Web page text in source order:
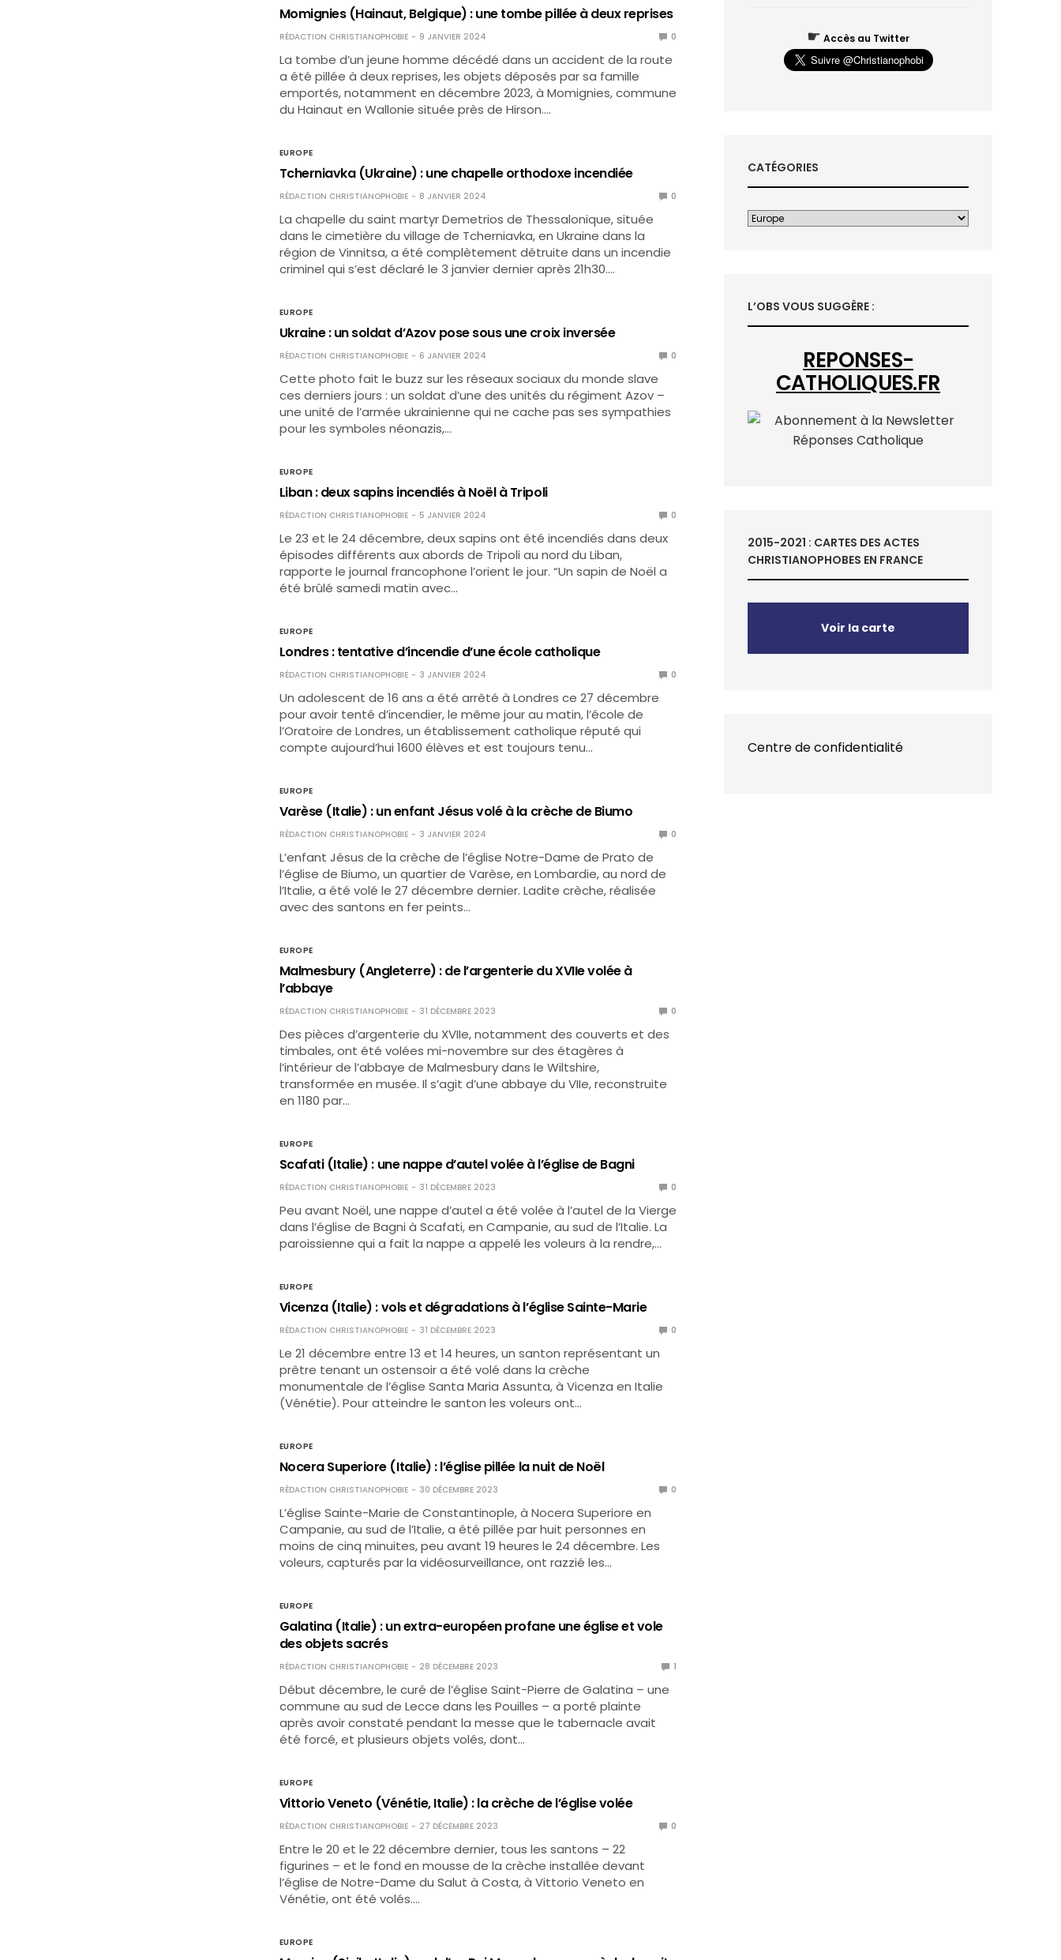
Momignies (Hainaut, Belgique) : une tombe pillée à deux reprises
RÉDACTION CHRISTIANOPHOBIE 9 JANVIER 2024 0
La tombe d’un jeune homme décédé dans un accident de la route
a été pillée à deux reprises, les objets déposés par sa famille
emportés, notamment en décembre 2023, à Momignies, commune
du Hainaut en Wallonie située près de Hirson.…
EUROPE
Tcherniavka (Ukraine) : une chapelle orthodoxe incendiée
RÉDACTION CHRISTIANOPHOBIE 8 JANVIER 2024 0
La chapelle du saint martyr Demetrios de Thessalonique, située
dans le cimetière du village de Tcherniavka, en Ukraine dans la
région de Vinnitsa, a été complètement détruite dans un incendie
criminel qui s’est déclaré le 3 janvier dernier après 21h30.…
EUROPE
Ukraine : un soldat d’Azov pose sous une croix inversée
RÉDACTION CHRISTIANOPHOBIE 6 JANVIER 2024 0
Cette photo fait le buzz sur les réseaux sociaux du monde slave
ces derniers jours : un soldat d’une des unités du régiment Azov –
une unité de l’armée ukrainienne qui ne cache pas ses sympathies
pour les symboles néonazis,…
EUROPE
Liban : deux sapins incendiés à Noël à Tripoli
RÉDACTION CHRISTIANOPHOBIE 5 JANVIER 2024 0
Le 23 et le 24 décembre, deux sapins ont été incendiés dans deux
épisodes différents aux abords de Tripoli au nord du Liban,
rapporte le journal francophone l’orient le jour. “Un sapin de Noël a
été brûlé samedi matin avec…
EUROPE
Londres : tentative d’incendie d’une école catholique
RÉDACTION CHRISTIANOPHOBIE 3 JANVIER 2024 0
Un adolescent de 16 ans a été arrêté à Londres ce 27 décembre
pour avoir tenté d’incendier, le même jour au matin, l’école de
l’Oratoire de Londres, un établissement catholique réputé qui
compte aujourd’hui 1600 élèves et est toujours tenu…
EUROPE
Varèse (Italie) : un enfant Jésus volé à la crèche de Biumo
RÉDACTION CHRISTIANOPHOBIE 3 JANVIER 2024 0
L’enfant Jésus de la crèche de l’église Notre-Dame de Prato de
l’église de Biumo, un quartier de Varèse, en Lombardie, au nord de
l’Italie, a été volé le 27 décembre dernier. Ladite crèche, réalisée
avec des santons en fer peints…
EUROPE
Malmesbury (Angleterre) : de l’argenterie du XVIIe volée à
l’abbaye
RÉDACTION CHRISTIANOPHOBIE 31 DÉCEMBRE 2023 0
Des pièces d’argenterie du XVIIe, notamment des couverts et des
timbales, ont été volées mi-novembre sur des étagères à
l’intérieur de l’abbaye de Malmesbury dans le Wiltshire,
transformée en musée. Il s’agit d’une abbaye du VIIe, reconstruite
en 1180 par…
EUROPE
Scafati (Italie) : une nappe d’autel volée à l’église de Bagni
RÉDACTION CHRISTIANOPHOBIE 31 DÉCEMBRE 2023 0
Peu avant Noël, une nappe d’autel a été volée à l’autel de la Vierge
dans l’église de Bagni à Scafati, en Campanie, au sud de l’Italie. La
paroissienne qui a fait la nappe a appelé les voleurs à la rendre,…
EUROPE
Vicenza (Italie) : vols et dégradations à l’église Sainte-Marie
RÉDACTION CHRISTIANOPHOBIE 31 DÉCEMBRE 2023 0
Le 21 décembre entre 13 et 14 heures, un santon représentant un
prêtre tenant un ostensoir a été volé dans la crèche
monumentale de l’église Santa Maria Assunta, à Vicenza en Italie
(Vénétie). Pour atteindre le santon les voleurs ont…
EUROPE
Nocera Superiore (Italie) : l’église pillée la nuit de Noël
RÉDACTION CHRISTIANOPHOBIE 30 DÉCEMBRE 2023 0
L’église Sainte-Marie de Constantinople, à Nocera Superiore en
Campanie, au sud de l’Italie, a été pillée par huit personnes en
moins de cinq minuites, peu avant 19 heures le 24 décembre. Les
voleurs, capturés par la vidéosurveillance, ont razzié les…
EUROPE
Galatina (Italie) : un extra-européen profane une église et vole
des objets sacrés
RÉDACTION CHRISTIANOPHOBIE 28 DÉCEMBRE 2023 1
Début décembre, le curé de l’église Saint-Pierre de Galatina – une
commune au sud de Lecce dans les Pouilles – a porté plainte
après avoir constaté pendant la messe que le tabernacle avait
été forcé, et plusieurs objets volés, dont…
EUROPE
Vittorio Veneto (Vénétie, Italie) : la crèche de l’église volée
RÉDACTION CHRISTIANOPHOBIE 27 DÉCEMBRE 2023 0
Entre le 20 et le 22 décembre dernier, tous les santons – 22
figurines – et le fond en mousse de la crèche installée devant
l’église de Notre-Dame du Salut à Costa, à Vittorio Veneto en
Vénétie, ont été volés.…
EUROPE
☛ Accès au Twitter
CATÉGORIES
L’OBS VOUS SUGGÈRE :
REPONSES-
CATHOLIQUES.FR
2015-2021 : CARTES DES ACTES
CHRISTIANOPHOBES EN FRANCE
Voir la carte
Centre de confidentialité